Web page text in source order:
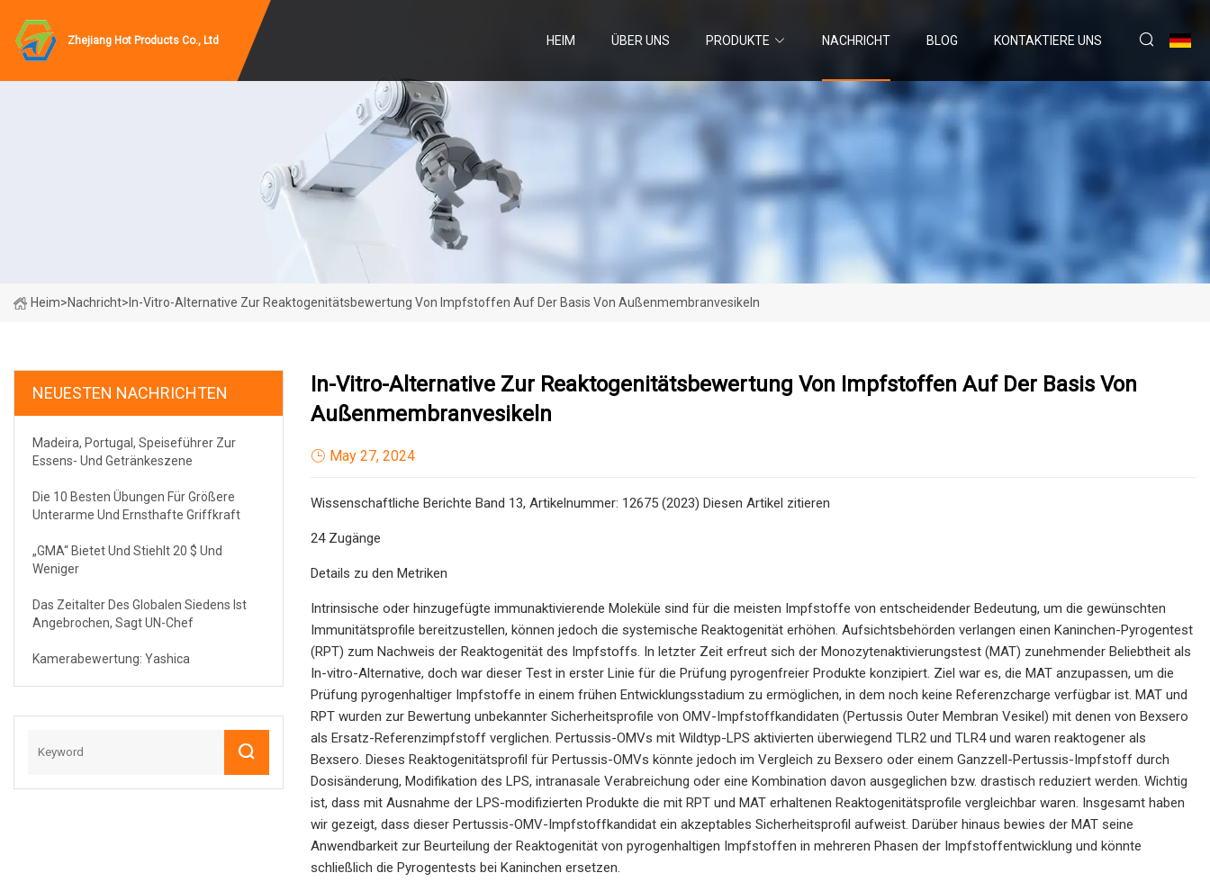
Zhejiang Hot Products Co., Ltd HEIM ÜBER UNS PRODUKTE NACHRICHT BLOG KONTAKTIERE UNS
Heim>Nachricht> In-Vitro-Alternative Zur Reaktogenitätsbewertung Von Impfstoffen Auf Der Basis Von Außenmembranvesikeln
NEUESTEN NACHRICHTEN
Madeira, Portugal, Speiseführer Zur
Essens- Und Getränkeszene
Die 10 Besten Übungen Für Größere
Unterarme Und Ernsthafte Griffkraft
„GMA“ Bietet Und Stiehlt 20 $ Und
Weniger
Das Zeitalter Des Globalen Siedens Ist
Angebrochen, Sagt UN-Chef
Kamerabewertung: Yashica
In-Vitro-Alternative Zur Reaktogenitätsbewertung Von Impfstoffen Auf Der Basis Von
Außenmembranvesikeln
May 27, 2024
Wissenschaftliche Berichte Band 13, Artikelnummer: 12675 (2023) Diesen Artikel zitieren
24 Zugänge
Details zu den Metriken
Intrinsische oder hinzugefügte immunaktivierende Moleküle sind für die meisten Impfstoffe von entscheidender Bedeutung, um die gewünschten
Immunitätsprofile bereitzustellen, können jedoch die systemische Reaktogenität erhöhen. Aufsichtsbehörden verlangen einen Kaninchen-Pyrogentest
(RPT) zum Nachweis der Reaktogenität des Impfstoffs. In letzter Zeit erfreut sich der Monozytenaktivierungstest (MAT) zunehmender Beliebtheit als
In-vitro-Alternative, doch war dieser Test in erster Linie für die Prüfung pyrogenfreier Produkte konzipiert. Ziel war es, die MAT anzupassen, um die
Prüfung pyrogenhaltiger Impfstoffe in einem frühen Entwicklungsstadium zu ermöglichen, in dem noch keine Referenzcharge verfügbar ist. MAT und
RPT wurden zur Bewertung unbekannter Sicherheitsprofile von OMV-Impfstoffkandidaten (Pertussis Outer Membran Vesikel) mit denen von Bexsero
als Ersatz-Referenzimpfstoff verglichen. Pertussis-OMVs mit Wildtyp-LPS aktivierten überwiegend TLR2 und TLR4 und waren reaktogener als
Bexsero. Dieses Reaktogenitätsprofil für Pertussis-OMVs könnte jedoch im Vergleich zu Bexsero oder einem Ganzzell-Pertussis-Impfstoff durch
Dosisänderung, Modifikation des LPS, intranasale Verabreichung oder eine Kombination davon ausgeglichen bzw. drastisch reduziert werden. Wichtig
ist, dass mit Ausnahme der LPS-modifizierten Produkte die mit RPT und MAT erhaltenen Reaktogenitätsprofile vergleichbar waren. Insgesamt haben
wir gezeigt, dass dieser Pertussis-OMV-Impfstoffkandidat ein akzeptables Sicherheitsprofil aufweist. Darüber hinaus bewies der MAT seine
Anwendbarkeit zur Beurteilung der Reaktogenität von pyrogenhaltigen Impfstoffen in mehreren Phasen der Impfstoffentwicklung und könnte
schließlich die Pyrogentests bei Kaninchen ersetzen.